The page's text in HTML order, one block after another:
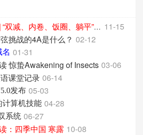
视频版|[词汇注释] “双减、内卷、饭圈、躺平”怎么翻译？ 11-15
挑战的4A是什么？ 02-12
名 01-31
惊蛰Awakening of Insects 03-06
课堂记录 06-14
发布 05-03
计算机技能 04-28
系统 06-27
：四季中国 寒露 10-08